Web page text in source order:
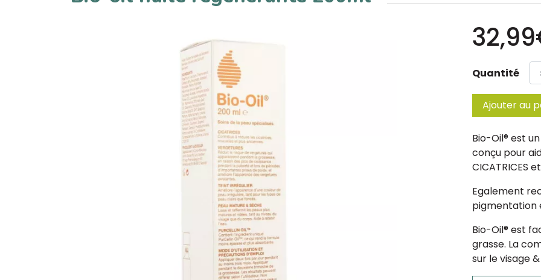
Quantité
Ajouter au
Bio-Oil® est
conçu pour
CICATRICES et
Egalement
pigmentation
Bio-Oil® est
grasse. La
sur le visage